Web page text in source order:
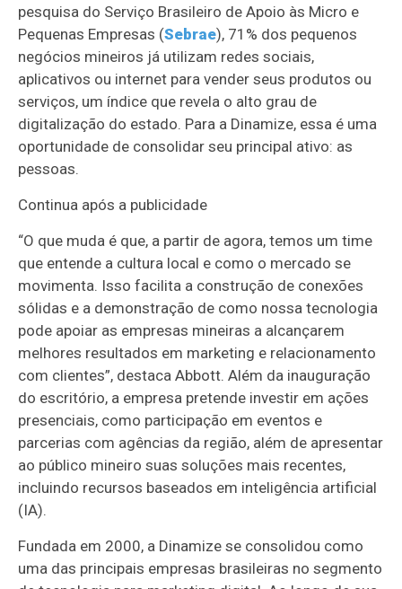
pesquisa do Serviço Brasileiro de Apoio às Micro e
Pequenas Empresas (Sebrae), 71% dos pequenos
negócios mineiros já utilizam redes sociais,
aplicativos ou internet para vender seus produtos ou
serviços, um índice que revela o alto grau de
digitalização do estado. Para a Dinamize, essa é uma
oportunidade de consolidar seu principal ativo: as
pessoas.
Continua após a publicidade
“O que muda é que, a partir de agora, temos um time
que entende a cultura local e como o mercado se
movimenta. Isso facilita a construção de conexões
sólidas e a demonstração de como nossa tecnologia
pode apoiar as empresas mineiras a alcançarem
melhores resultados em marketing e relacionamento
com clientes”, destaca Abbott. Além da inauguração
do escritório, a empresa pretende investir em ações
presenciais, como participação em eventos e
parcerias com agências da região, além de apresentar
ao público mineiro suas soluções mais recentes,
incluindo recursos baseados em inteligência artificial
(IA).
Fundada em 2000, a Dinamize se consolidou como
uma das principais empresas brasileiras no segmento